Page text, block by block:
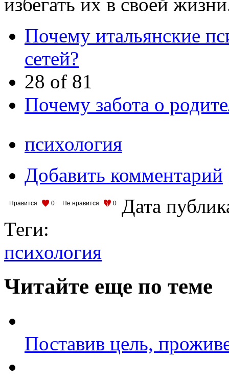
Почему итальянские
сетей?
28 of 81
Почему забота о
психология
Добавить комментарий
Нравится 0 Не нравится 0
Дата
Теги:
психология
Читайте еще по теме
Поставив цель,